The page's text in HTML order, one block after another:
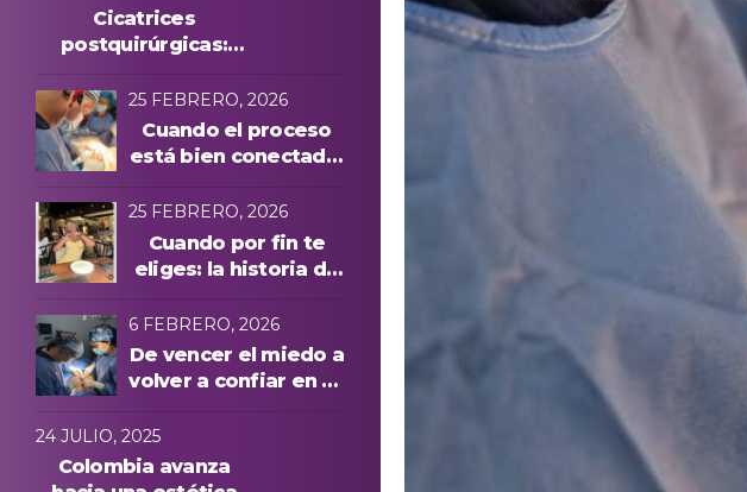
Cicatrices
postquirúrgicas:
protocolos láser
25 FEBRERO, 2026
Cuando el proceso
está bien conectado,
25 FEBRERO, 2026
Cuando por fin te
eliges: la historia de
experiencia cuidada
de principio a fin
6 FEBRERO, 2026
De vencer el miedo a
volver a confiar en su
internacional en
Medellín
24 JULIO, 2025
Colombia avanza